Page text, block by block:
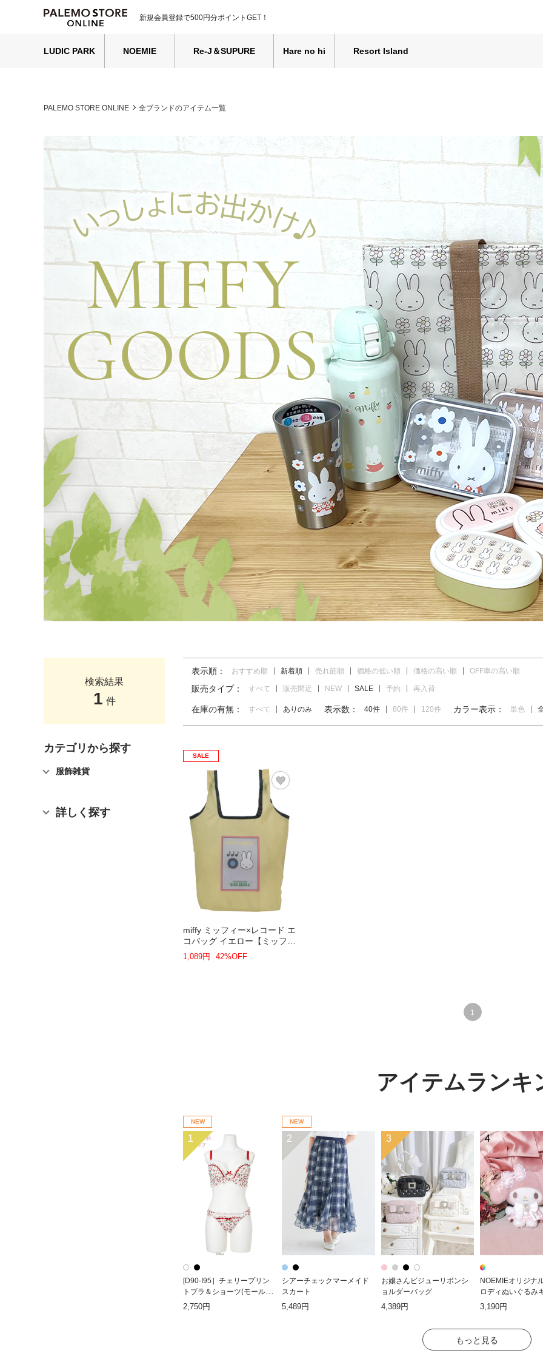
新規会員登録で500円分ポイントGET！
LUDIC PARK NOEMIE Re-J＆SUPURE Hare no hi Resort Island
PALEMO STORE ONLINE 全ブランドのアイテム一覧
検索結果
1 件
カテゴリから探す
服飾雑貨
詳しく探す
表示順： おすすめ順 新着順 売れ筋順 価格の低い順 価格の高い順 OFF率の高い順
販売タイプ： すべて 販売間近 NEW SALE 予約 再入荷
在庫の有無： すべて ありのみ 表示数： 40件 80件 120件 カラー表示： 単色
SALE
miffy ミッフィー×レコード エ
コバッグ イエロー【ミッフィ
ー】
1,089円 42%OFF
1
アイテムランキ
NEW
1
[D90-I95］チェリープリン
トブラ＆ショーツ(モールド
カップ)
2,750円
NEW
2
シアーチェックマーメイド
スカート
5,489円
3
お嬢さんビジューリボンシ
ョルダーバッグ
4,389円
4
NOEMIEオリジナ
ロディぬいぐるみ
ダー
3,190円
もっと見る